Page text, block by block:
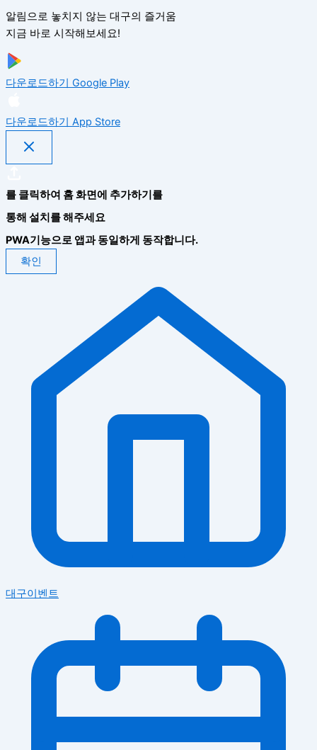
알림으로 놓치지 않는 대구의 즐거움
지금 바로 시작해보세요!
다운로드하기 Google Play
다운로드하기 App Store
를 클릭하여 홈 화면에 추가하기를
통해 설치를 해주세요
PWA기능으로 앱과 동일하게 동작합니다.
확인
대구이벤트